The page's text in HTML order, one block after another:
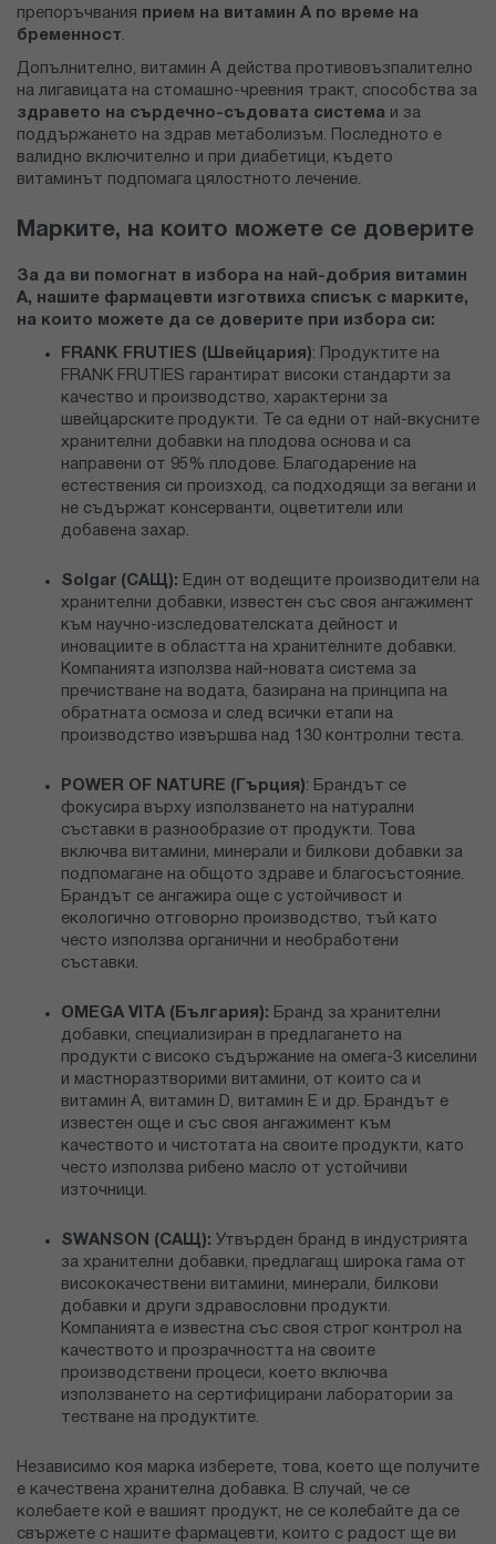
препоръчвания прием на витамин А по време на
бременност.
Допълнително, витамин А действа противовъзпалително
на лигавицата на стомашно-чревния тракт, способства за
здравето на сърдечно-съдовата система и за
поддържането на здрав метаболизъм. Последното е
валидно включително и при диабетици, където
витаминът подпомага цялостното лечение.
Марките, на които можете се доверите
За да ви помогнат в избора на най-добрия витамин
А, нашите фармацевти изготвиха списък с марките,
на които можете да се доверите при избора си:
FRANK FRUTIES (Швейцария): Продуктите на
FRANK FRUTIES гарантират високи стандарти за
качество и производство, характерни за
швейцарските продукти. Те са едни от най-вкусните
хранителни добавки на плодова основа и са
направени от 95% плодове. Благодарение на
естествения си произход, са подходящи за вегани и
не съдържат консерванти, оцветители или
добавена захар.
Solgar (САЩ): Един от водещите производители на
хранителни добавки, известен със своя ангажимент
към научно-изследователската дейност и
иновациите в областта на хранителните добавки.
Компанията използва най-новата система за
пречистване на водата, базирана на принципа на
обратната осмоза и след всички етапи на
производство извършва над 130 контролни теста.
POWER OF NATURE (Гърция): Брандът се
фокусира върху използването на натурални
съставки в разнообразие от продукти. Това
включва витамини, минерали и билкови добавки за
подпомагане на общото здраве и благосъстояние.
Брандът се ангажира още с устойчивост и
екологично отговорно производство, тъй като
често използва органични и необработени
съставки.
OMEGA VITA (България): Бранд за хранителни
добавки, специализиран в предлагането на
продукти с високо съдържание на омега-3 киселини
и мастноразтворими витамини, от които са и
витамин А, витамин D, витамин Е и др. Брандът е
известен още и със своя ангажимент към
качеството и чистотата на своите продукти, като
често използва рибено масло от устойчиви
източници.
SWANSON (САЩ): Утвърден бранд в индустрията
за хранителни добавки, предлагащ широка гама от
висококачествени витамини, минерали, билкови
добавки и други здравословни продукти.
Компанията е известна със своя строг контрол на
качеството и прозрачността на своите
производствени процеси, което включва
използването на сертифицирани лаборатории за
тестване на продуктите.
Независимо коя марка изберете, това, което ще получите
е качествена хранителна добавка. В случай, че се
колебаете кой е вашият продукт, не се колебайте да се
свържете с нашите фармацевти, които с радост ще ви